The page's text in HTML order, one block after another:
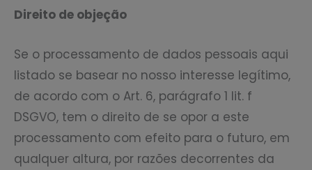
Direito de objeção
Se o processamento de dados pessoais aqui
listado se basear no nosso interesse legítimo,
de acordo com o Art. 6, parágrafo 1 lit. f
DSGVO, tem o direito de se opor a este
processamento com efeito para o futuro, em
qualquer altura, por razões decorrentes da